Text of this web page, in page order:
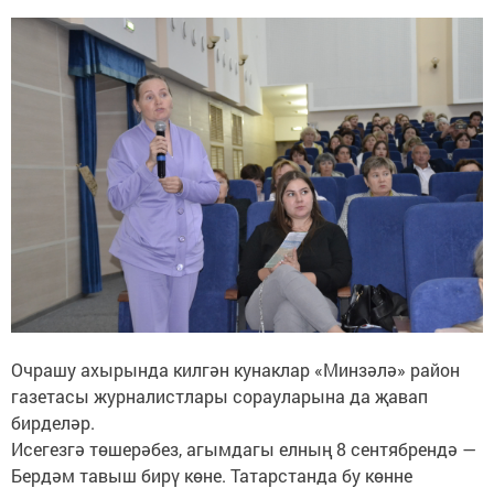
Очрашу ахырында килгән кунаклар «Минзәлә» район
газетасы журналистлары сорауларына да җавап
бирделәр.
Исегезгә төшерәбез, агымдагы елның 8 сентябрендә —
Бердәм тавыш бирү көне. Татарстанда бу көнне